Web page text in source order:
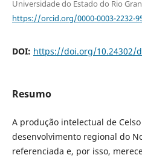
Universidade do Estado do Rio
https://orcid.org/0000-0003-2232-
DOI: https://doi.org/10.24302/
Resumo
A produção intelectual de
desenvolvimento regional do
referenciada e, por isso,